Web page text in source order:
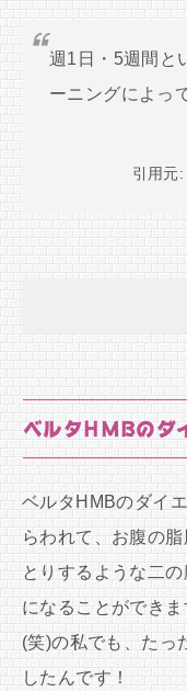
週1日・5週間と
ーニングによっ
引用元:
ベルタHMBのダ
ベルタHMBのダイ
らわれて、お腹の
とりするような二
になることができ
(笑)の私でも、たっ
したんです！